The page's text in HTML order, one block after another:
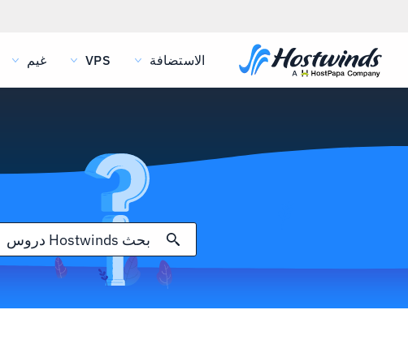
الاستضافة VPS غيم